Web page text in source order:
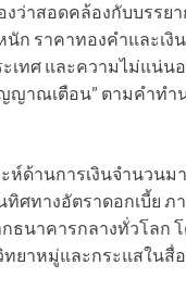
ว่าสอดคล้องกับบรรย
ก ราคาทองคำและเ
เทศ และความไม่แน่น
ญาณเตือน” ตามคำทำ
ะห์ด้านการเงินจำนวน
ทิศทางอัตราดอกเบี้ย
ธนาคารกลางทั่วโลก
ทยาหมู่และกระแสใน